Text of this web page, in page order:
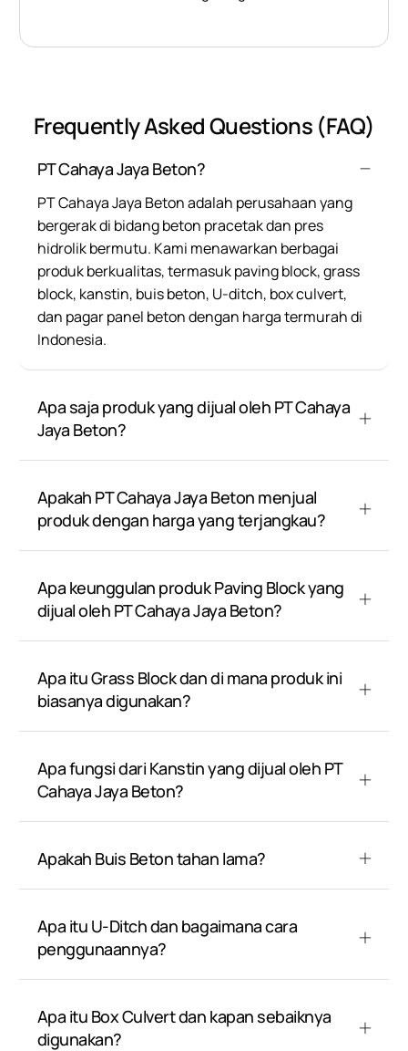
Frequently Asked Questions (FAQ)
PT Cahaya Jaya Beton?
PT Cahaya Jaya Beton adalah perusahaan yang
bergerak di bidang beton pracetak dan pres
hidrolik bermutu. Kami menawarkan berbagai
produk berkualitas, termasuk paving block, grass
block, kanstin, buis beton, U-ditch, box culvert,
dan pagar panel beton dengan harga termurah di
Indonesia.
Apa saja produk yang dijual oleh PT Cahaya
Jaya Beton?
Apakah PT Cahaya Jaya Beton menjual
produk dengan harga yang terjangkau?
Apa keunggulan produk Paving Block yang
dijual oleh PT Cahaya Jaya Beton?
Apa itu Grass Block dan di mana produk ini
biasanya digunakan?
Apa fungsi dari Kanstin yang dijual oleh PT
Cahaya Jaya Beton?
Apakah Buis Beton tahan lama?
Apa itu U-Ditch dan bagaimana cara
penggunaannya?
Apa itu Box Culvert dan kapan sebaiknya
digunakan?